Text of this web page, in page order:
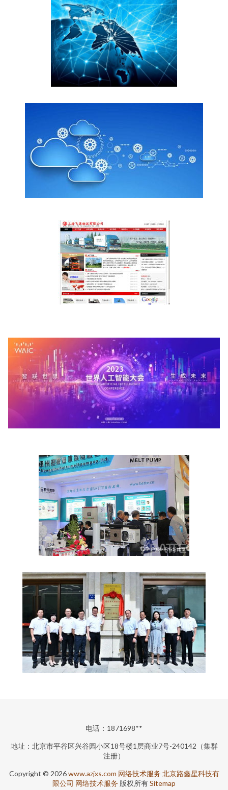
电话：1871698**
地址：北京市平谷区兴谷园小区18号楼1层商业7号-240142（集群
注册）
Copyright © 2026www.azjxs.com 网络技术服务 北京路鑫星科技有
限公司 网络技术服务 版权所有Sitemap